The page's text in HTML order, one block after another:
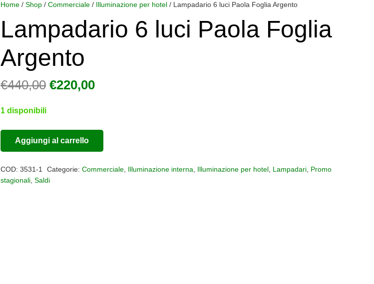
Home /Shop /Commerciale / Illuminazione per hotel / Lampadario 6 luci Paola Foglia Argento
Lampadario 6 luci Paola Foglia
Argento
€440,00 Il
€440,00.
€220,00Il
1 disponibili
Lampadario
Aggiungi al carrello
Alternative:
COD:3531-1 Categorie: Commerciale, Illuminazione interna Illuminazione per hotel, Lampadari, Promo
stagionali ,Saldi